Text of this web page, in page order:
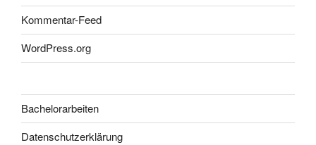
Kommentar-Feed
WordPress.org
Bachelorarbeiten
Datenschutzerklärung